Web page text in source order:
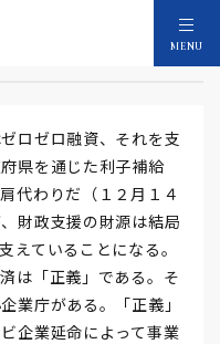
MENU
するのか
ロゼロ融資、それを支
県を通じた利子補給
代わりだ（１２月１４
財政支援の財源は結局
えていることになる。
は「正義」である。そ
業庁がある。「正義」
企業延命によって事業